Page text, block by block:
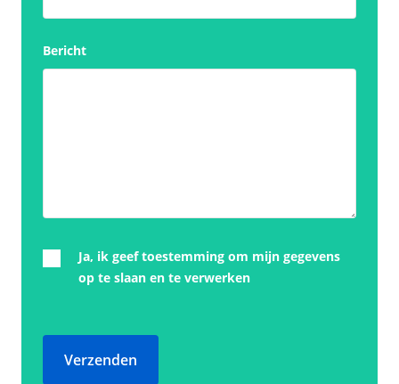
Bericht
Ja, ik geef toestemming om mijn gegevens
op te slaan en te verwerken
Verzenden